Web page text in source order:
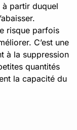
partir duquel
risque parfois
C’est une
à la suppression
quantités
la capacité du